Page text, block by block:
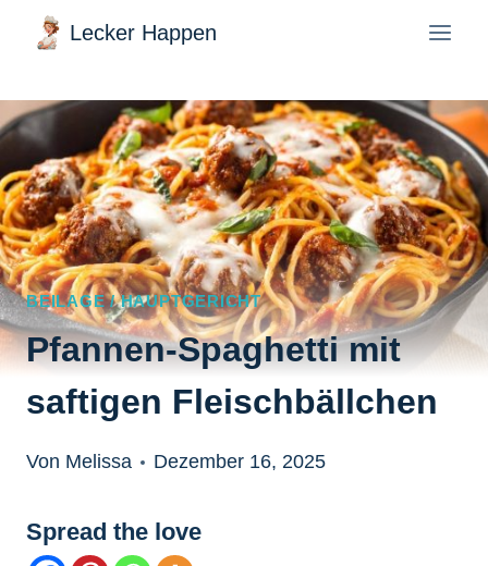
Zum
Inhalt
springen
Lecker Happen
BEILAGE / HAUPTGERICHT
Pfannen-Spaghetti mit
saftigen Fleischbällchen
Von Melissa Dezember 16, 2025
Spread the love